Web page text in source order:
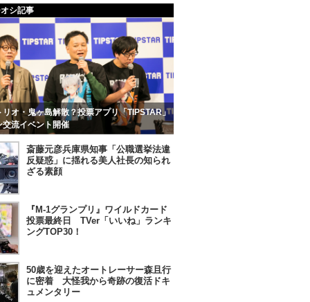
シ記事
リオ・鬼ヶ島解散？投票アプリ「TIPSTAR」
交流イベント開催
斎藤元彦兵庫県知事「公職選挙法違
反疑惑」に揺れる美人社長の知られ
ざる素顔
『M-1グランプリ』ワイルドカード
投票最終日 TVer「いいね」ランキ
ングTOP30！
50歳を迎えたオートレーサー森且行
に密着 大怪我から奇跡の復活ドキ
ュメンタリー